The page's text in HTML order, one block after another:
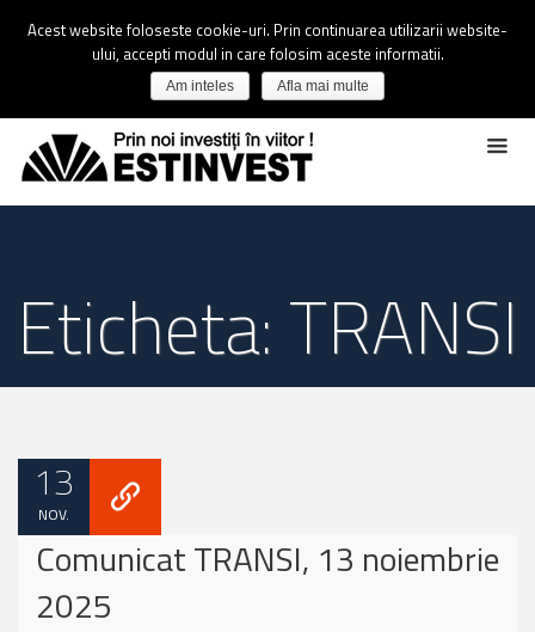
Eticheta: TRANSI
13
NOV.
Comunicat TRANSI, 13 noiembrie
2025
Acest website foloseste cookie-uri. Prin continuarea utilizarii website-
ului, accepti modul in care folosim aceste informatii.
Am inteles Afla mai multe